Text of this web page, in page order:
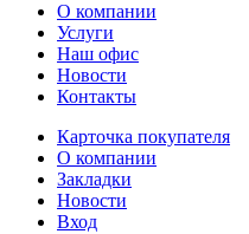
О компании
Услуги
Наш офис
Новости
Контакты
Карточка покупателя
О компании
Закладки
Новости
Вход